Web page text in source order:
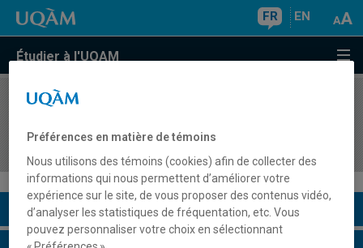
FR EN
Étudier à l'UQAM
COURS//
et des maladies professionnelles
Description du cours
Préférences en matière de témoins
Nous utilisons des témoins (cookies) afin de collecter des
informations qui nous permettent d’améliorer votre
expérience sur le site, de vous proposer des contenus vidéo,
d’analyser les statistiques de fréquentation, etc. Vous
pouvez personnaliser votre choix en sélectionnant